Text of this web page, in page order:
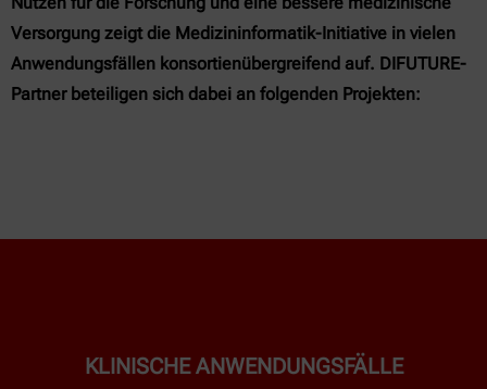
Versorgung zeigt die Medizininformatik-Initiative in vielen
Anwendungsfällen konsortienübergreifend auf. DIFUTURE-
Partner beteiligen sich dabei an folgenden Projekten:
KLINISCHE ANWENDUNGSFÄLLE